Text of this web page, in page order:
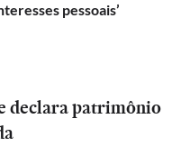
pessoais’
declara patrimônio